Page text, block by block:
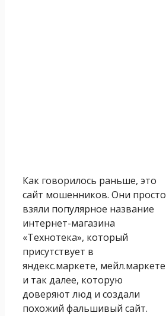
Как говорилось раньше, это
сайт мошенников. Они просто
взяли популярное название
интернет-магазина
«Технотека», который
присутствует в
яндекс.маркете, мейл.маркете
и так далее, которую
доверяют люд и создали
похожий фальшивый сайт.